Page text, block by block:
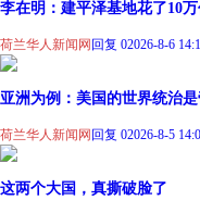
李在明：建平泽基地花了10
荷兰华人新闻网 回复 02026-8-6
亚洲为例：美国的世界统治
荷兰华人新闻网 回复 02026-8-5
这两个大国，真撕破脸了